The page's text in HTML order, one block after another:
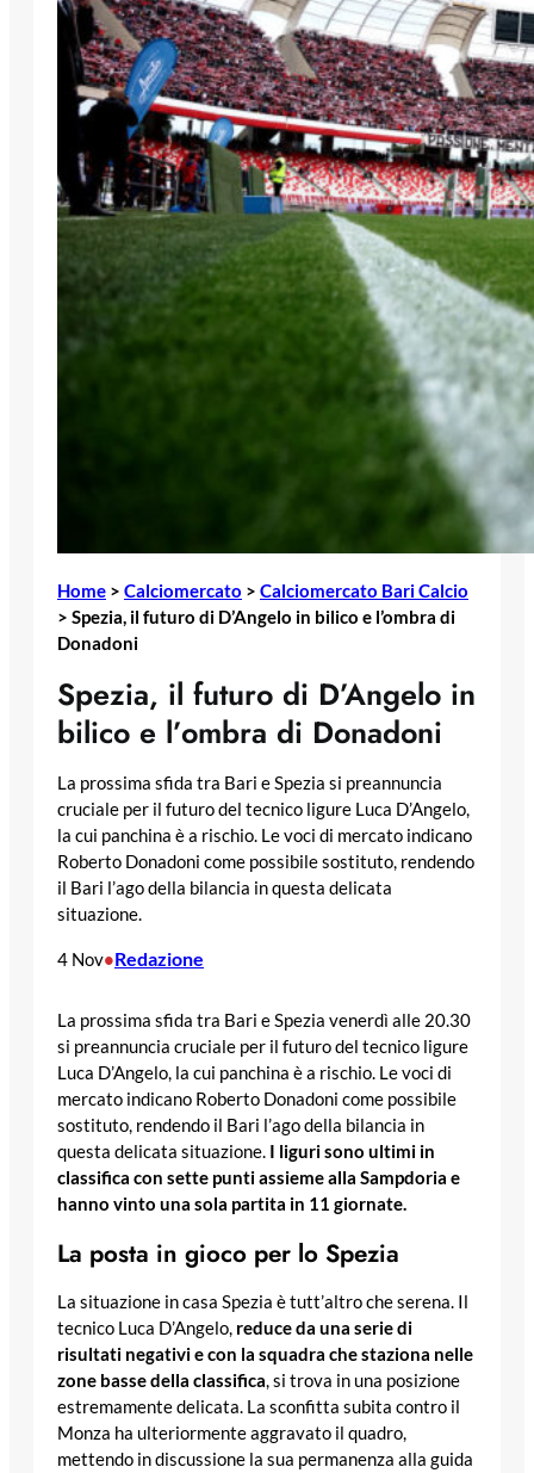
Home > Calciomercato > Calciomercato Bari Calcio
> Spezia, il futuro di D’Angelo in bilico e l’ombra di
Donadoni
Spezia, il futuro di D’Angelo in
bilico e l’ombra di Donadoni
La prossima sfida tra Bari e Spezia si preannuncia
cruciale per il futuro del tecnico ligure Luca D’Angelo,
la cui panchina è a rischio. Le voci di mercato indicano
Roberto Donadoni come possibile sostituto, rendendo
il Bari l’ago della bilancia in questa delicata
situazione.
4 Nov•Redazione
La prossima sfida tra Bari e Spezia venerdì alle 20.30
si preannuncia cruciale per il futuro del tecnico ligure
Luca D’Angelo, la cui panchina è a rischio. Le voci di
mercato indicano Roberto Donadoni come possibile
sostituto, rendendo il Bari l’ago della bilancia in
questa delicata situazione. I liguri sono ultimi in
classifica con sette punti assieme alla Sampdoria e
hanno vinto una sola partita in 11 giornate.
La posta in gioco per lo Spezia
La situazione in casa Spezia è tutt’altro che serena. Il
tecnico Luca D’Angelo, reduce da una serie di
risultati negativi e con la squadra che staziona nelle
zone basse della classifica, si trova in una posizione
estremamente delicata. La sconfitta subita contro il
Monza ha ulteriormente aggravato il quadro,
mettendo in discussione la sua permanenza alla guida